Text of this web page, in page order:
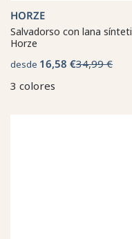
HORZE
Salvadorso con lana
Horze
desde 16,58 €34,99 €
3 colores